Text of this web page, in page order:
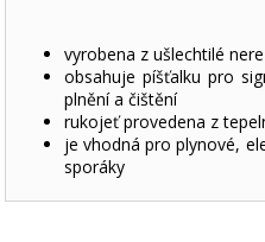
vyrobena z ušlechtilé
obsahuje píšťalku pro
plnění a čištění
rukojeť provedena z
je vhodná pro plynové,
sporáky